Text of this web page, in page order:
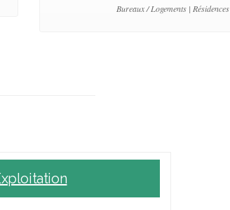
Bureaux / Logements | Résidences